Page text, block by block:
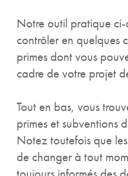
Notre outil pratique ci-
contrôler en quelques
primes dont vous
cadre de votre projet
Tout en bas, vous
primes et subventions
Notez toutefois que
de changer à tout